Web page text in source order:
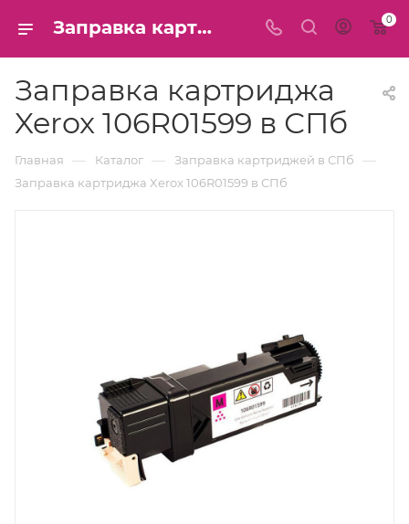
Заправка картриджа Xerox 106R01599 в СПб 0
Заправка картриджа
Xerox 106R01599 в СПб
Главная — Каталог — Заправка картриджей в СПб —
Заправка картриджа Xerox 106R01599 в СПб